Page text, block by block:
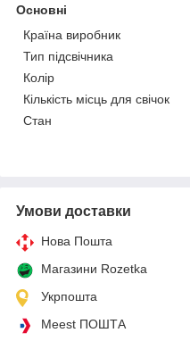
Основні
Країна виробник
Тип підсвічника
Колір
Кількість місць для свічок
Стан
Умови доставки
Нова Пошта
Магазини Rozetka
Укрпошта
Meest ПОШТА